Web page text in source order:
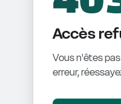
Accès
Vous n'êtes
erreur,